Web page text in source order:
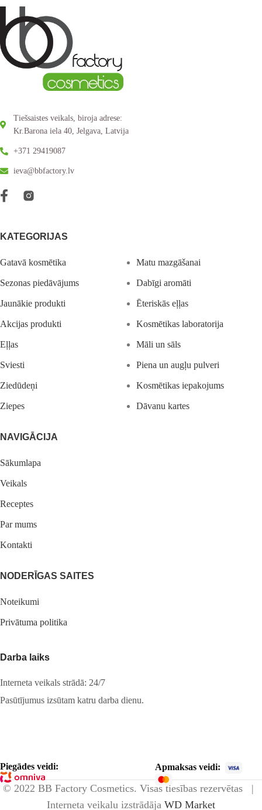
Tiešsaistes veikals, biroja adrese:
Kr.Barona iela 40, Jelgava, Latvija
+371 29419087
ieva@bbfactory.lv
NAVIGĀCIJA
Sākumlapa
Veikals
Receptes
Par mums
Kontakti
KATEGORIJAS
Gatavā kosmētika
Sezonas piedāvājums
Jaunākie produkti
Akcijas produkti
Eļļas
Sviesti
Ziedūdeņi
Ziepes
Matu mazgāšanai
Dabīgi aromāti
Ēteriskās eļļas
Kosmētikas laboratorija
Māli un sāls
Piena un augļu pulveri
Kosmētikas iepakojums
Dāvanu kartes
NODERĪGAS SAITES
Noteikumi
Privātuma politika
Darba laiks
Interneta veikals strādā: 24/7
Pasūtījumus izsūtam katru darba dienu.
Piegādes veidi: Apmaksas veidi:
© 2022 BB Factory Cosmetics. Visas tiesības rezervētas |
Interneta veikalu izstrādāja WD Market